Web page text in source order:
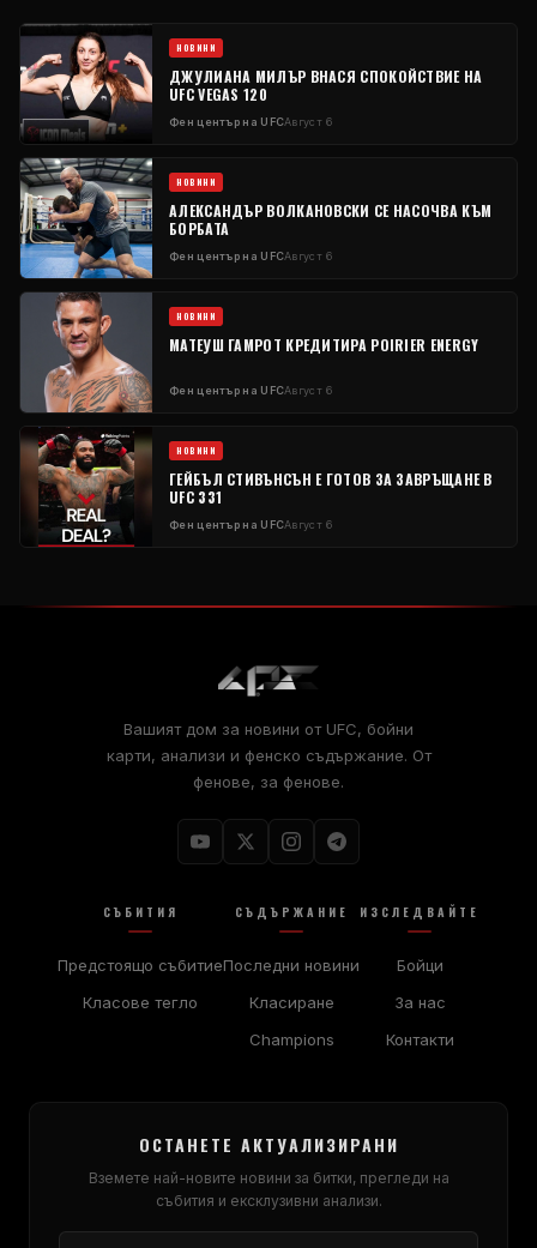
НОВИНИ
ДЖУЛИАНА МИЛЪР ВНАСЯ СПОКОЙСТВИЕ НА
UFC VEGAS 120
Фен център на UFCАвгуст 6
НОВИНИ
АЛЕКСАНДЪР ВОЛКАНОВСКИ СЕ НАСОЧВА КЪМ
БОРБАТА
Фен център на UFCАвгуст 6
НОВИНИ
МАТЕУШ ГАМРОТ КРЕДИТИРА POIRIER ENERGY
Фен център на UFCАвгуст 6
НОВИНИ
ГЕЙБЪЛ СТИВЪНСЪН Е ГОТОВ ЗА ЗАВРЪЩАНЕ В
UFC 331
Фен център на UFCАвгуст 6
Вашият дом за новини от UFC, бойни
карти, анализи и фенско съдържание. От
фенове, за фенове.
СЪБИТИЯ
Предстоящо събитие
Класове тегло
СЪДЪРЖАНИЕ
Последни новини
Класиране
Champions
ИЗСЛЕДВАЙТЕ
Бойци
За нас
Контакти
ОСТАНЕТЕ АКТУАЛИЗИРАНИ
Вземете най-новите новини за битки, прегледи на
събития и ексклузивни анализи.